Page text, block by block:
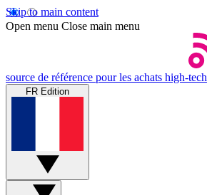
Skip to main content
Open menu Close main menu
source de référence pour les achats high-tech
FR Edition